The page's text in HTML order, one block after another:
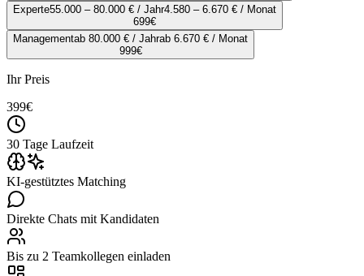
Experte55.000 – 80.000 € / Jahr4.580 – 6.670 € / Monat
699€
Managementab 80.000 € / Jahrab 6.670 € / Monat
999€
Ihr Preis
399€
30 Tage Laufzeit
KI-gestütztes Matching
Direkte Chats mit Kandidaten
Bis zu 2 Teamkollegen einladen